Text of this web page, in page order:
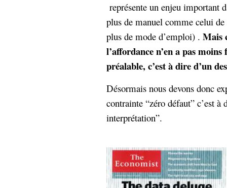
représente un enjeu important
plus de manuel comme celui
plus de mode d’emploi) . Mais
l’affordance n’en a pas
préalable, c’est à dire d’un
Désormais nous devons donc
contrainte “zéro défaut” c’est à
interprétation”.